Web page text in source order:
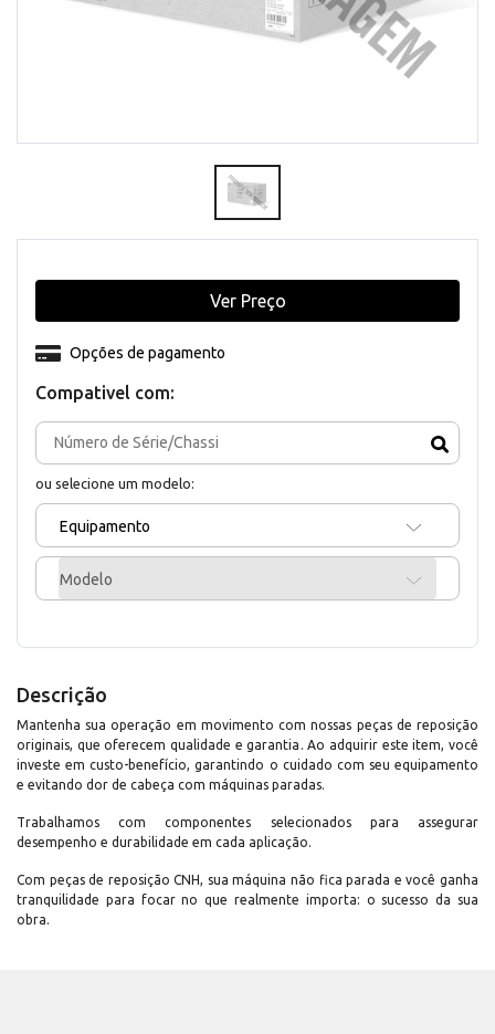
Compativel com:
ou selecione um modelo:
Equipamento
Modelo
Opções de pagamento
Ver Preço
Descrição
Mantenha sua operação em movimento com nossas peças de reposição
originais, que oferecem qualidade e garantia. Ao adquirir este item, você
investe em custo-benefício, garantindo o cuidado com seu equipamento
e evitando dor de cabeça com máquinas paradas.
Trabalhamos com componentes selecionados para assegurar
desempenho e durabilidade em cada aplicação.
Com peças de reposição CNH, sua máquina não fica parada e você ganha
tranquilidade para focar no que realmente importa: o sucesso da sua
obra.